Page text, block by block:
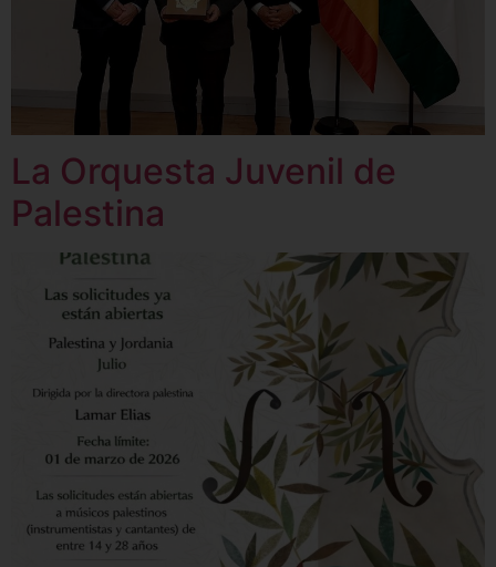
La Orquesta Juvenil de
Palestina